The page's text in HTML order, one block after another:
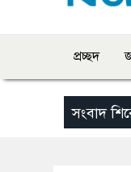
প্রচ্ছদ
সংবাদ